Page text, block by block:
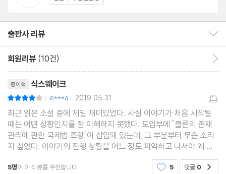
15 야도카리
16 히로의 사연
17 기병대 농담
18 마리아의 사연
19 그에겐 너무 많은 피가
20 폴의 사연
21 이안이 발견한 것
22 다섯보다는 훨씬 많다
출판사 리뷰
회원리뷰 (10건)
종이책 식스웨이크
| e***a | 2019.05.31
최근 읽은 소설 중에 제일 재미있었다. 사실 이야기가 처음 시작될
때는 어떤 상황인지를 잘 이해하지 못했다. 도입부에 "클론의 존재
관리에 관한 국제법 조항"이 삽입돼 있는데, 그 부분부터 무슨 소리
지 싶었다. 이야기의 진행 상황을 어느 정도 파악하고 나서야 왜 그
조항이 먼저 소개되고 있는지 알게 되었다. 이 소설에 등장하는 주인
공들이 바로 클론이기 때문이었다! 그제서야 나
5명이 이 리뷰를 추천합니다. 5 댓글 0